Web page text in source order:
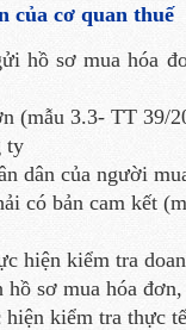
của cơ quan thuế
hồ sơ mua hóa
(mẫu 3.3- TT 39/
ty
dân của người
có bản cam kết
hiện kiểm tra
mua hóa đơn,
kiểm tra thực tế